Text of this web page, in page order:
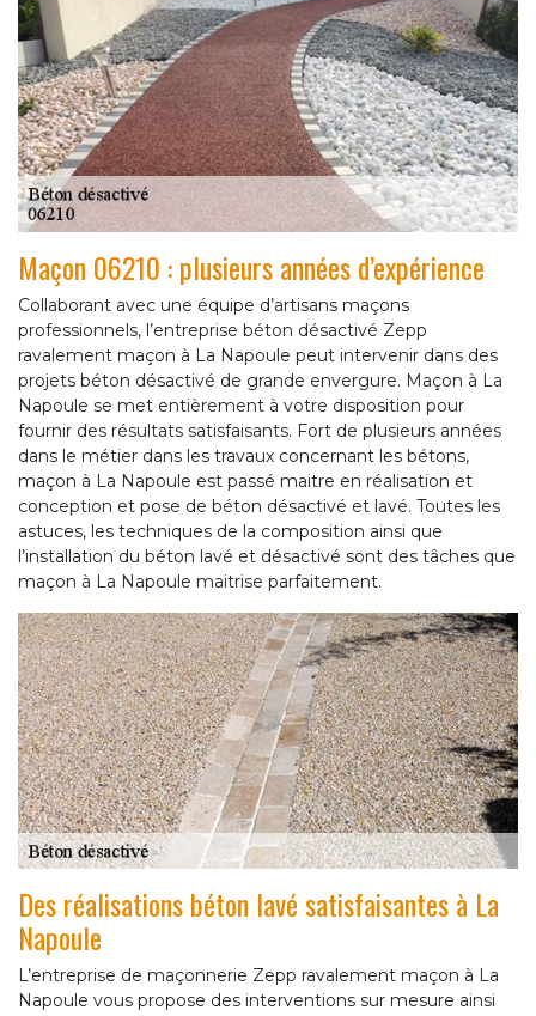
Maçon 06210 : plusieurs années d’expérience
Collaborant avec une équipe d’artisans maçons
professionnels, l’entreprise béton désactivé Zepp
ravalement maçon à La Napoule peut intervenir dans des
projets béton désactivé de grande envergure. Maçon à La
Napoule se met entièrement à votre disposition pour
fournir des résultats satisfaisants. Fort de plusieurs années
dans le métier dans les travaux concernant les bétons,
maçon à La Napoule est passé maitre en réalisation et
conception et pose de béton désactivé et lavé. Toutes les
astuces, les techniques de la composition ainsi que
l’installation du béton lavé et désactivé sont des tâches que
maçon à La Napoule maitrise parfaitement.
Des réalisations béton lavé satisfaisantes à La
Napoule
L’entreprise de maçonnerie Zepp ravalement maçon à La
Napoule vous propose des interventions sur mesure ainsi